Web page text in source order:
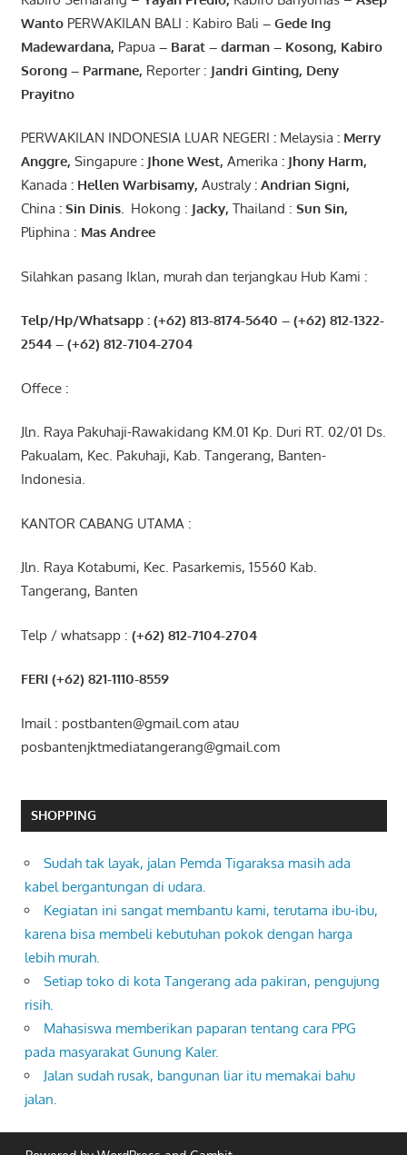
WantoPERWAKILAN BALI : Kabiro Bali – Gede Ing
Madewardana, Papua – Barat – darman– Kosong, Kabiro
Sorong– Parmane, Reporter : Jandri Ginting, Deny
Prayitno
PERWAKILAN INDONESIA LUAR NEGERI : Melaysia : Merry
Anggre, Singapure: JhoneWest, Amerika : JhonyHarm,
Kanada : Hellen Warbisamy, Australy: Andrian Signi,
China : Sin Dinis. Hokong : Jacky, Thailand : Sun Sin,
Pliphina : Mas Andree
Silahkan pasang Iklan, murah dan terjangkau Hub Kami :
Telp/Hp/Whatsapp : (+62) 813-8174-5640 – (+62) 812-1322-
2544– (+62) 812-7104-2704
Offece :
Jln. Raya Pakuhaji-Rawakidang KM.01 Kp. Duri RT. 02/01 Ds.
Pakualam, Kec. Pakuhaji, Kab. Tangerang, Banten-
Indonesia.
KANTOR CABANG UTAMA :
Jln. Raya Kotabumi, Kec. Pasarkemis, 15560 Kab.
Tangerang, Banten
Telp / whatsapp : (+62) 812-7104-2704
FERI (+62) 821-1110-8559
Imail : postbanten@gmail.com atau
posbantenjktmediatangerang@gmail.com
SHOPPING
Sudah tak layak, jalan Pemda Tigaraksa masih ada
kabel bergantungan di udara.
Kegiatan ini sangat membantu kami, terutama ibu-ibu,
karena bisa membeli kebutuhan pokok dengan harga
lebih murah.
Setiap toko di kota Tangerang ada pakiran, pengujung
risih.
Mahasiswa memberikan paparan tentang cara PPG
pada masyarakat Gunung Kaler.
Jalan sudah rusak, bangunan liar itu memakai bahu
jalan.